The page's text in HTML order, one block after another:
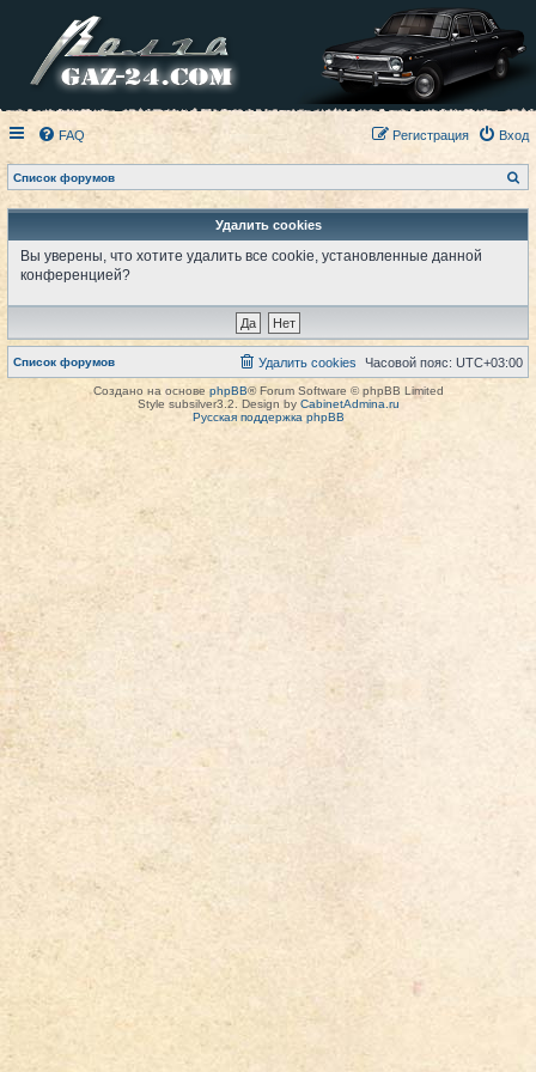
FAQ Вход
Регистрация
Список форумов
о
с
Удалить cookies
Вы уверены, что хотите удалить все cookie, установленные данной
конференцией?
Список форумов Часовой пояс: UTC+03:00
Удалить cookies
Создано на основе phpBB® Forum Software © phpBB Limited
Style subsilver3.2. Design by CabinetAdmina.ru
Русская поддержка phpBB